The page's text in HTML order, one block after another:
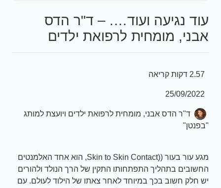
עוד נגיעה ועוד…. – ד"ר הדס
אבני, מומחית לרפואת ילדים
2.57 דקות קריאה
25/09/2022
ד"ר הדס אבני, מומחית לרפואת ילדים ויועצת למותג
"בפנטן"
מגע עור בעור ((Skin to Skin Contact, הוא אחד האלמנטים
החשובים בתהליך התפתחותו התקין של הרך הנולד ולהורים
יש חלק חשוב בכך במיוחד לאחר צאתו של הילוד לעולם. עם